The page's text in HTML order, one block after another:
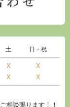
土 日・祝
X
X
X X
相談賜ります！！